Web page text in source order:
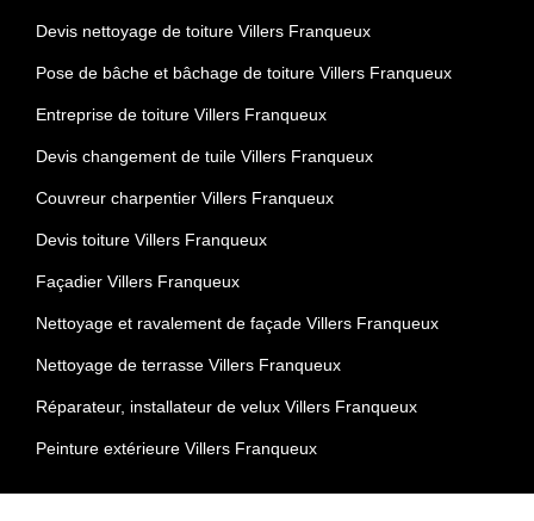
Devis nettoyage de toiture Villers Franqueux
Pose de bâche et bâchage de toiture Villers Franqueux
Entreprise de toiture Villers Franqueux
Devis changement de tuile Villers Franqueux
Couvreur charpentier Villers Franqueux
Devis toiture Villers Franqueux
Façadier Villers Franqueux
Nettoyage et ravalement de façade Villers Franqueux
Nettoyage de terrasse Villers Franqueux
Réparateur, installateur de velux Villers Franqueux
Peinture extérieure Villers Franqueux